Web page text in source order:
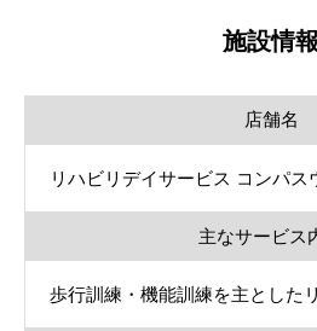
施設情報
店舗名
リハビリデイサービス コンパス
主なサービス
歩行訓練・機能訓練を主とした